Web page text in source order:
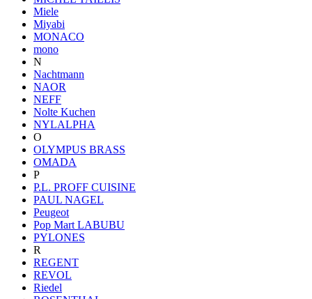
Miele
Miyabi
MONACO
mono
N
Nachtmann
NAOR
NEFF
Nolte Kuchen
NYLALPHA
O
OLYMPUS BRASS
OMADA
P
P.L. PROFF CUISINE
PAUL NAGEL
Peugeot
Pop Mart LABUBU
PYLONES
R
REGENT
REVOL
Riedel